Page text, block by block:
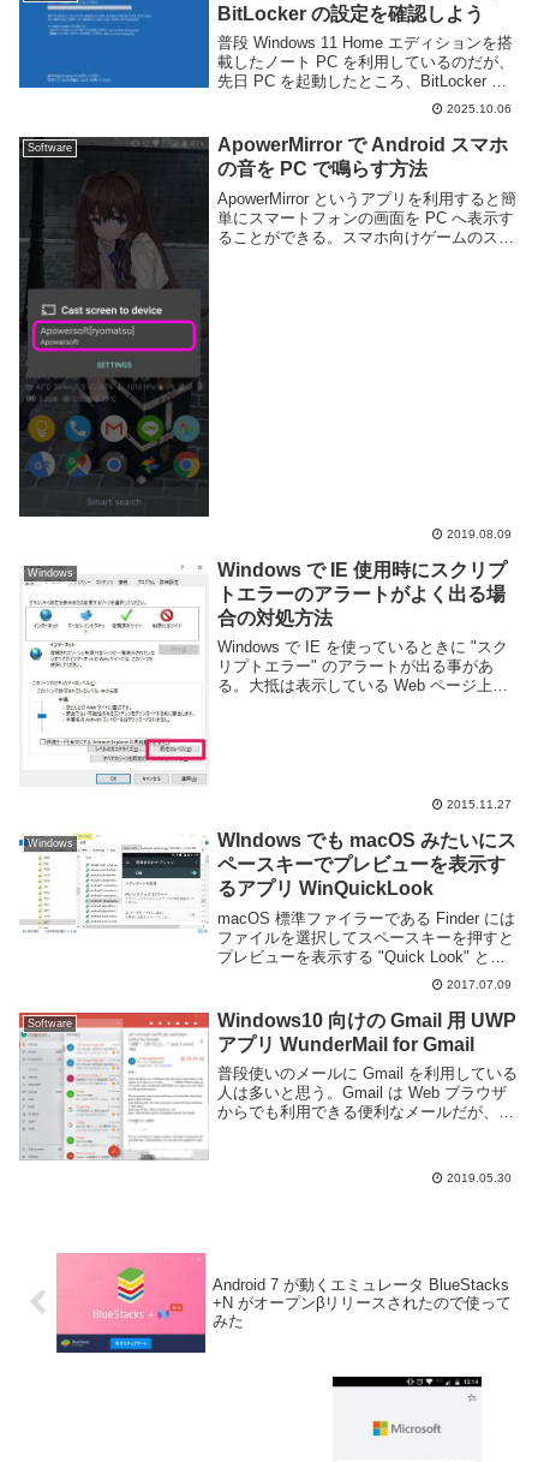
BitLocker の設定を確認しよう
普段 Windows 11 Home エディションを搭
載したノート PC を利用しているのだが、
先日 PC を起動したところ、BitLocker の
回復キーを求める画面が表示された。いき
なりこのような画面が表示されるとびっく
りすると思う。こ...
2025.10.06
Software
ApowerMirror で Android スマホ
の音を PC で鳴らす方法
ApowerMirror というアプリを利用すると簡
単にスマートフォンの画面を PC へ表示す
ることができる。スマホ向けゲームのスト
2019.08.09
Windows
Windows で IE 使用時にスクリプ
トエラーのアラートがよく出る場
合の対処方法
Windows で IE を使っているときに "スク
リプトエラー" のアラートが出る事があ
る。大抵は表示している Web ページ上の
2015.11.27
Windows
WIndows でも macOS みたいにス
ペースキーでプレビューを表示す
るアプリ WinQuickLook
macOS 標準ファイラーである Finder には
ファイルを選択してスペースキーを押すと
プレビューを表示する "Quick Look" と呼
ばれる便利な機能があります。他のソフト
ウェアを起動する必要がなく、素早くファ
イルの中身を確認する事...
2017.07.09
Software
Windows10 向けの Gmail 用 UWP
アプリ WunderMail for Gmail
普段使いのメールに Gmail を利用している
人は多いと思う。Gmail は Web ブラウザ
からでも利用できる便利なメールだが、デ
2019.05.30
Android 7 が動くエミュレータ BlueStacks
+N がオープンβリリースされたので使って
みた